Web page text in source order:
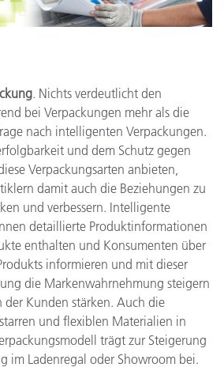
. Nichts verdeutlicht den
bei Verpackungen mehr als die
nach intelligenten Verpackungen.
und dem Schutz gegen
Verpackungsarten anbieten,
damit auch die Beziehungen zu
und verbessern. Intelligente
detaillierte Produktinformationen
enthalten und Konsumenten über
informieren und mit dieser
die Markenwahrnehmung steigern
der Kunden stärken. Auch die
und flexiblen Materialien in
trägt zur Steigerung
im Ladenregal oder Showroom bei.